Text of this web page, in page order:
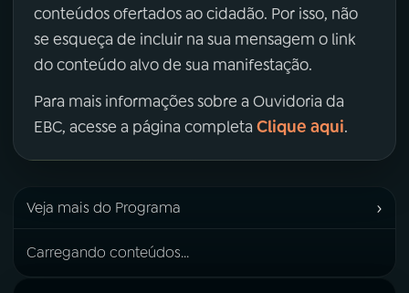
conteúdos ofertados ao cidadão. Por isso, não
se esqueça de incluir na sua mensagem o link
do conteúdo alvo de sua manifestação.
Para mais informações sobre a Ouvidoria da
EBC, acesse a página completa Clique aqui.
Veja mais do Programa ›
Carregando conteúdos...